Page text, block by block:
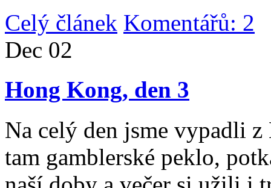
Celý článek Komentářů: 2
Dec 02
Hong Kong, den 3
Na celý den jsme vypadli
tam gamblerské peklo,